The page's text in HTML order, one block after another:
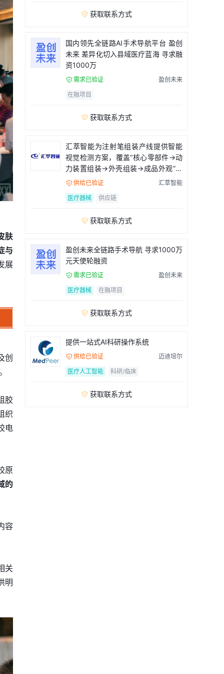
肤
与
展
创
胶
织
电
原
的
容
关
明
 获取联系方式
国内领先全链路AI手术导航平台 盈创
未来 差异化切入县域医疗蓝海 寻求融
资1000万
 需求已验证
盈创未来
在融项目
 获取联系方式
汇萃智能为注射笔组装产线提供智能
视觉检测方案，覆盖“核心零部件→动
力装置组装→外壳组装→成品外观”全
流程
 供给已验证
汇萃智能
医疗器械
供应链
 获取联系方式
盈创未来全链路手术导航 寻求1000万
元天使轮融资
 需求已验证
盈创未来
医疗器械
在融项目
 获取联系方式
提供一站式AI科研操作系统
 供给已验证
迈迪培尔
医疗人工智能
科研/临床
 获取联系方式